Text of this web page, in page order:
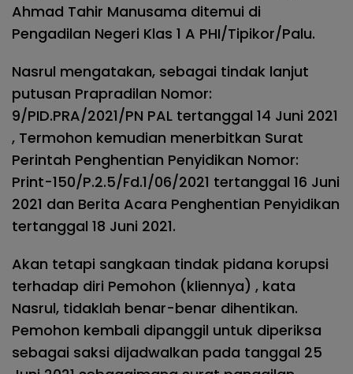
Ahmad Tahir Manusama ditemui di
Pengadilan Negeri Klas 1 A PHI/Tipikor/Palu.
Nasrul mengatakan, sebagai tindak lanjut
putusan Prapradilan Nomor:
9/PID.PRA/2021/PN PAL tertanggal 14 Juni 2021
, Termohon kemudian menerbitkan Surat
Perintah Penghentian Penyidikan Nomor:
Print-150/P.2.5/Fd.1/06/2021 tertanggal 16 Juni
2021 dan Berita Acara Penghentian Penyidikan
tertanggal 18 Juni 2021.
Akan tetapi sangkaan tindak pidana korupsi
terhadap diri Pemohon (kliennya) , kata
Nasrul, tidaklah benar-benar dihentikan.
Pemohon kembali dipanggil untuk diperiksa
sebagai saksi dijadwalkan pada tanggal 25